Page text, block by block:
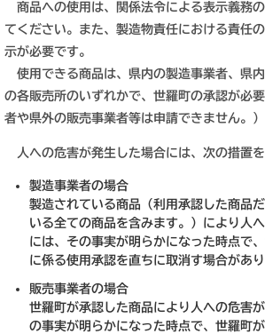
商品への使用は、関係法令による表示義務
てください。また、製造物責任における責任
示が必要です。
使用できる商品は、県内の製造事業者、県
の各販売所のいずれかで、世羅町の承認が必
者や県外の販売事業者等は申請できません。）
人への危害が発生した場合には、次の措置を
製造事業者の場合
製造されている商品（利用承認した商品
いる全ての商品を含みます。）により人
には、その事実が明らかになった時点で
に係る使用承認を直ちに取消す場合があり
販売事業者の場合
世羅町が承認した商品により人への危害
の事実が明らかになった時点で、世羅町